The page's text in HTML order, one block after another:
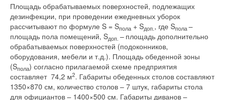
Площадь обрабатываемых поверхностей, подлежащих
дезинфекции, при проведении ежедневных уборок
рассчитывают по формуле S = Sпола + Sдоп. , где Sпола –
площадь пола помещений, Sдоп. – площадь дополнительно
обрабатываемых поверхностей (подоконников,
оборудования, мебели и т.д.). Площадь обеденной зоны
(Sпола) согласно прилагаемой схеме предприятия
составляет 74,2 м2. Габариты обеденных столов составляют
1350×870 см, количество столов – 7 штук, габариты стола
для официантов – 1400×500 см. Габариты диванов –